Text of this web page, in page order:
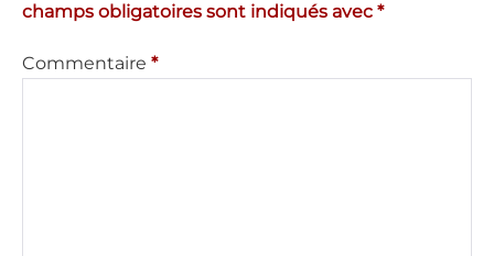
champs obligatoires sont indiqués avec *
Commentaire *